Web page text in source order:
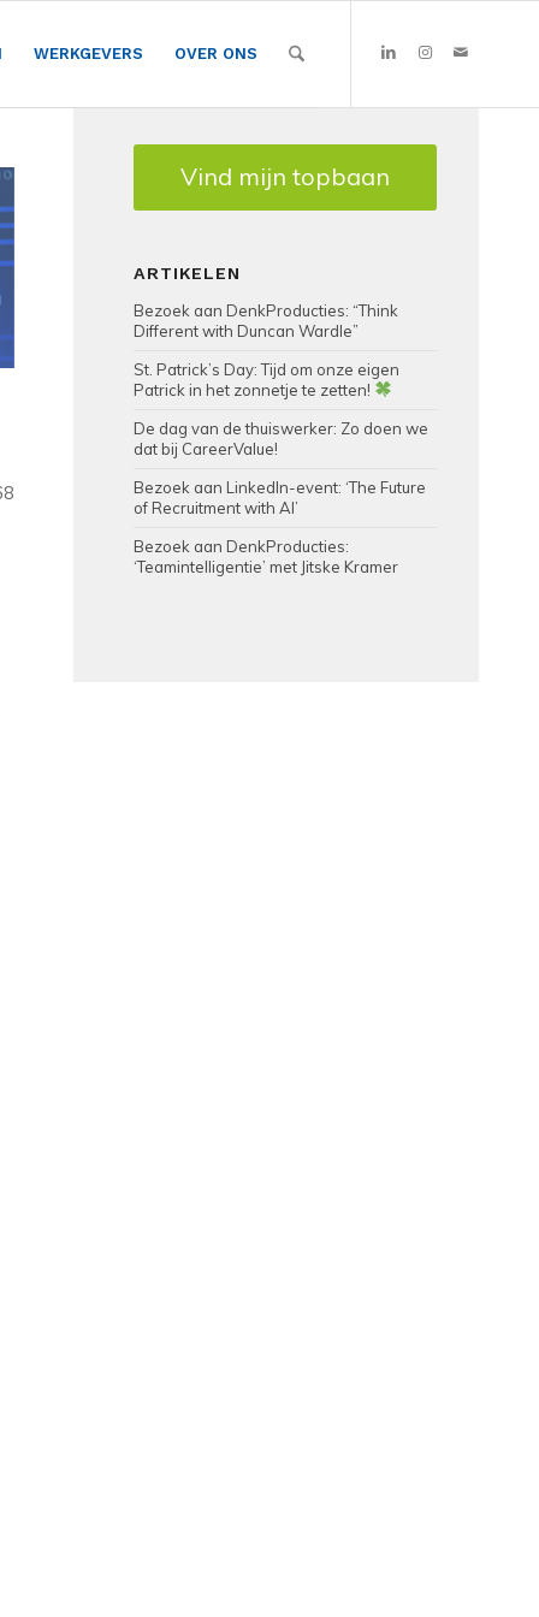
WERKGEVERS OVER ONS
Vind mijn topbaan
ARTIKELEN
Bezoek aan DenkProducties: “Think
Different with Duncan Wardle”
St. Patrick’s Day: Tijd om onze eigen
Patrick in het zonnetje te zetten!
De dag van de thuiswerker: Zo doen we
dat bij CareerValue!
Bezoek aan LinkedIn-event: ‘The Future
of Recruitment with AI’
Bezoek aan DenkProducties:
‘Teamintelligentie’ met Jitske Kramer